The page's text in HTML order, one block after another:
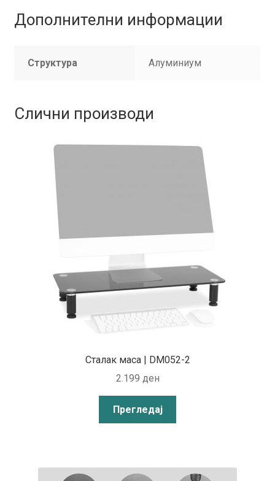
Дополнителни информации
Структура Алуминиум
Слични производи
Сталак маса | DM052-2
2.199 ден
Прегледај